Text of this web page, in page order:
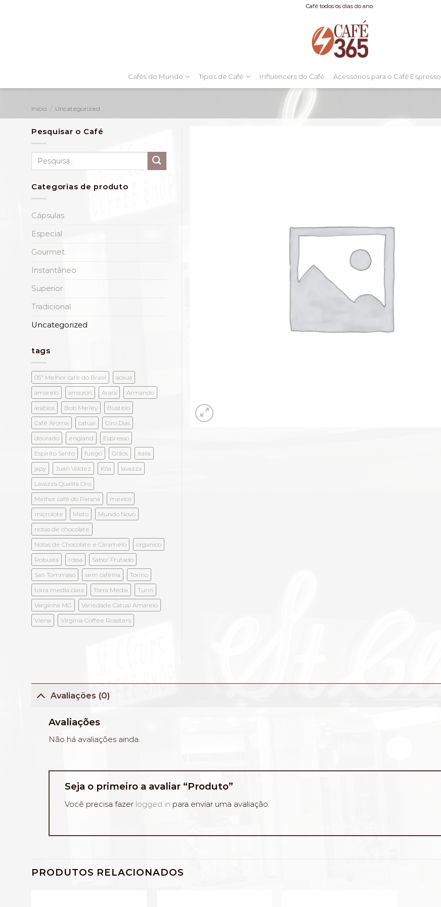
Café todos os dias do ano.
Cafés do Mundo Tipos de Café Influencers do Café Acessórios para o Café Espresso
Início / Uncategorized
Pesquisar o Café
Pesquisar
Categorias de produto
Cápsulas
Especial
Gourmet
Instantâneo
Superior
Tradicional
Uncategorized
tags
05º Melhor café do Brasil
acaua
amarelo
amazon Arara
Armando
arábica
Bob Marley
Bustelo
Café Aroma
catuai
Ciro Dias
dourado
england
Espresso
Espírito Santo
fuego Grãos
itália
japy
Juan Valdez Kōa
lavazza
Lavazza Qualità Oro
Melhor café do Paraná
mexico
microlote
Misto
Mundo Novo
notas de chocolate
Notas de Chocolate e Caramelo
organico
Robusta
rossa
Sabor Frutado
San Tommaso
sem cafeína
Torino
torra media clara
Torra Média
Turin
Varginha MG
Variedade Catuaí Amarelo
Viena
Virginia Coffee Roasters
Avaliações (0)
Avaliações
Não há avaliações ainda.
Seja o primeiro a avaliar “Produto”
Você precisa fazer logged in para enviar uma avaliação.
PRODUTOS RELACIONADOS